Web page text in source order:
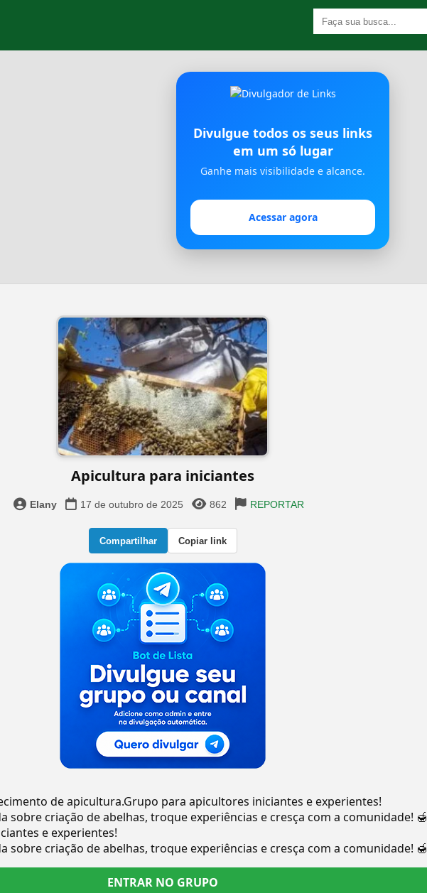
Divulgue todos os seus links
em um só lugar
Ganhe mais visibilidade e alcance.
Acessar agora
Apicultura para iniciantes
Elany 17 de outubro de 2025 862 REPORTAR
Compartilhar Copiar link
de apicultura.Grupo para apicultores iniciantes e experientes!
sobre criação de abelhas, troque experiências e cresça com a comunidade! 🍯
e experientes!
sobre criação de abelhas, troque experiências e cresça com a comunidade! 🍯
ENTRAR NO GRUPO